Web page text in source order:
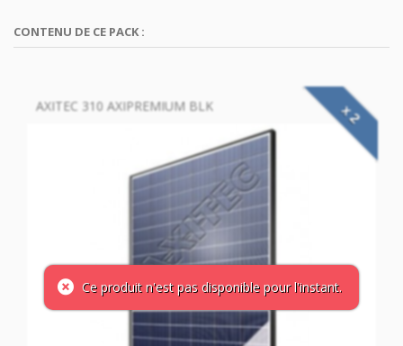
CONTENU DE CE PACK :
x 2
AXITEC 310 AXIPREMIUM BLK
Ce produit n'est pas disponible pour l'instant.